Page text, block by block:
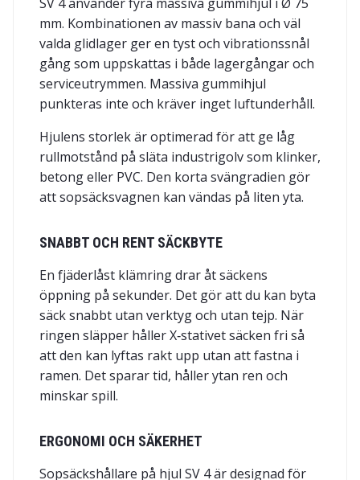
mm. Kombinationen av massiv bana och väl
valda glidlager ger en tyst och vibrationssnål
gång som uppskattas i både lagergångar och
serviceutrymmen. Massiva gummihjul
punkteras inte och kräver inget luftunderhåll.
Hjulens storlek är optimerad för att ge låg
rullmotstånd på släta industrigolv som klinker,
betong eller PVC. Den korta svängradien gör
att sopsäcksvagnen kan vändas på liten yta.
SNABBT OCH RENT SÄCKBYTE
En fjäderlåst klämring drar åt säckens
öppning på sekunder. Det gör att du kan byta
säck snabbt utan verktyg och utan tejp. När
ringen släpper håller X‑stativet säcken fri så
att den kan lyftas rakt upp utan att fastna i
ramen. Det sparar tid, håller ytan ren och
minskar spill.
ERGONOMI OCH SÄKERHET
Sopsäckshållare på hjul SV 4 är designad för